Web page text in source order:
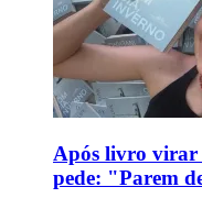
Após livro virar
pede: "Parem